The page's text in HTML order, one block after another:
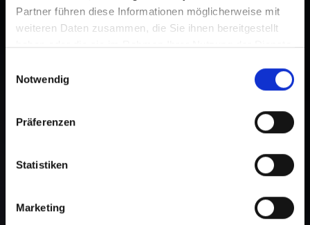
Partner führen diese Informationen möglicherweise mit
weiteren Daten zusammen, die Sie ihnen bereitgestellt
haben oder die sie im Rahmen Ihrer Nutzung der Dienste
Notwendig
Präferenzen
Statistiken
Marketing